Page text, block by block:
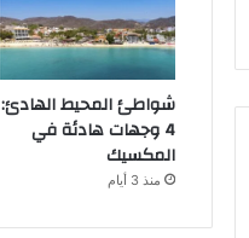
شواطئ المحيط الهادئ:
4 وجهات هادئة في
المكسيك
منذ 3 أيام